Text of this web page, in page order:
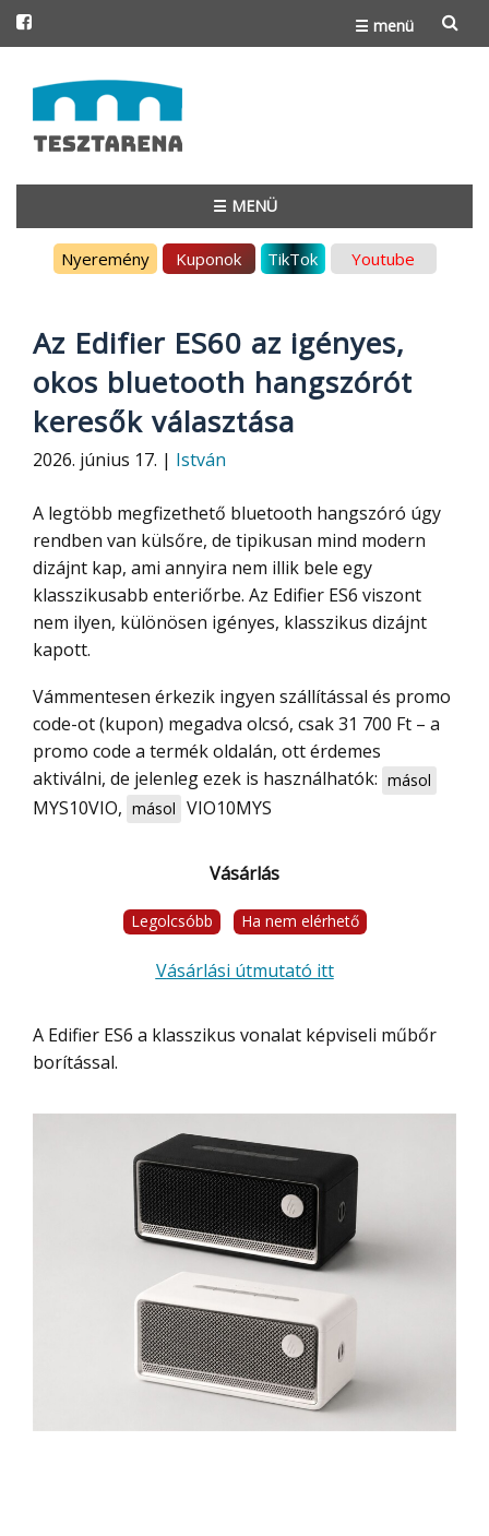
☰ menü
to
content
☰ MENÜ
Nyeremény Kuponok TikTok Youtube
Az Edifier ES60 az igényes,
okos bluetooth hangszórót
keresők választása
2026. június 17. | István
A legtöbb megfizethető bluetooth hangszóró úgy
rendben van külsőre, de tipikusan mind modern
dizájnt kap, ami annyira nem illik bele egy
klasszikusabb enteriőrbe. Az Edifier ES6 viszont
nem ilyen, különösen igényes, klasszikus dizájnt
kapott.
Vámmentesen érkezik ingyen szállítással és promo
code-ot (kupon) megadva olcsó, csak 31 700 Ft – a
promo code a termék oldalán, ott érdemes
aktiválni, de jelenleg ezek is használhatók: másol
MYS10VIO, másol VIO10MYS
Vásárlás
Legolcsóbb Ha nem elérhető
Vásárlási útmutató itt
A Edifier ES6 a klasszikus vonalat képviseli műbőr
borítással.